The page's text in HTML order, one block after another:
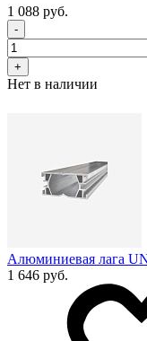
1 088 руб.
-
+
Нет в наличии
Алюминиевая лага
1 646 руб.